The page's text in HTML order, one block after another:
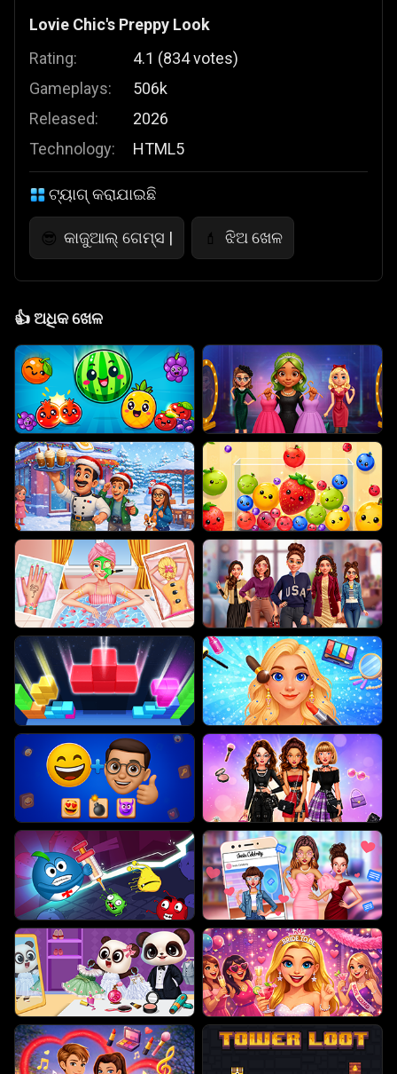
Lovie Chic's Preppy Look
Rating:
Gameplays:
Released:
Technology:
4.1 (834votes)
506k
2026
HTML5
ଟ୍ୟାଗ୍ କରାଯାଇଛି
😎 କାଜୁଆଲ୍ ଗେମ୍ସ | 💄 ଝିଅ ଖେଳ
👍ଅଧିକ ଖେଳ